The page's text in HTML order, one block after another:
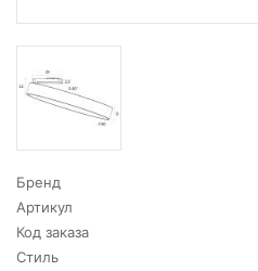
Бренд
Артикул
Код заказа
Стиль